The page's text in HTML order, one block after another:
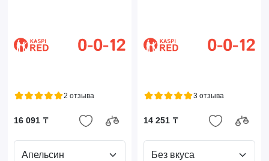
2 отзыва
16 091 ₸
Апельсин
3 отзыва
14 251 ₸
Без вкуса